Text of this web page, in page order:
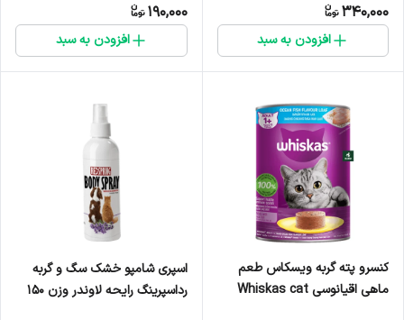
عددی
340,000
افزودن به سبد
190,000
افزودن به سبد
کنسرو پته گربه ویسکاس طعم
ماهی اقیانوسی Whiskas cat
اسپری شامپو خشک سگ و گربه
رداسپرینگ رایحه لاوندر وزن ۱۵۰